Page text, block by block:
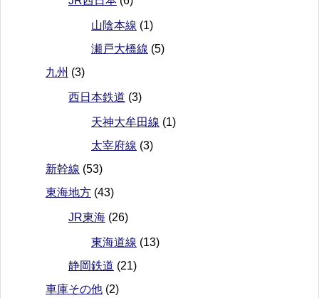
山陰本線 (1)
瀬戸大橋線 (5)
九州 (3)
西日本鉄道 (3)
天神大牟田線 (1)
太宰府線 (3)
新幹線 (53)
東海地方 (43)
JR東海 (26)
東海道線 (13)
静岡鉄道 (21)
車庫その他 (2)